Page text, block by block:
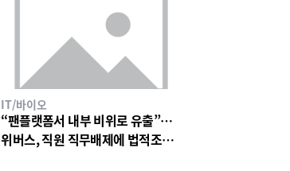
IT/바이오
“팬플랫폼서 내부 비위로 유출”…
위버스, 직원 직무배제에 법적조치